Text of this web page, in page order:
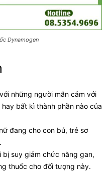
Dynamogen
những người mẫn cảm với
bất kì thành phần nào của
đang cho con bú, trẻ sơ
suy giảm chức năng gan,
thuốc cho đối tượng này.